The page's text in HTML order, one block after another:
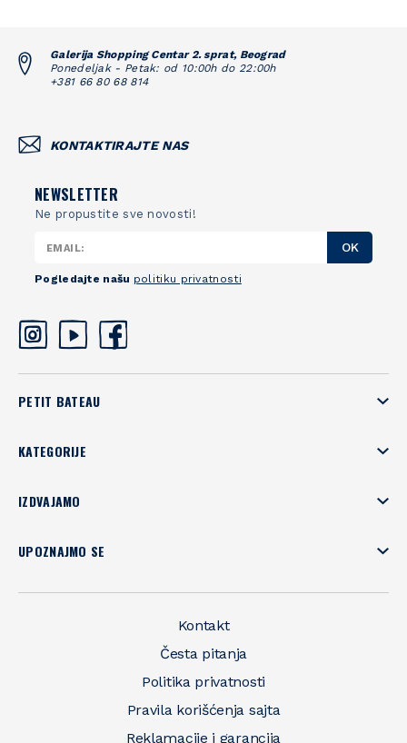
Galerija Shopping Centar 2. sprat, Beograd
Ponedeljak - Petak: od 10:00h do 22:00h
+381 66 80 68 814
KONTAKTIRAJTE NAS
NEWSLETTER
Ne propustite sve novosti!
OK
Pogledajte našu politiku privatnosti
PETIT BATEAU
KATEGORIJE
IZDVAJAMO
UPOZNAJMO SE
Kontakt
Česta pitanja
Politika privatnosti
Pravila korišćenja sajta
Reklamacije i garancija